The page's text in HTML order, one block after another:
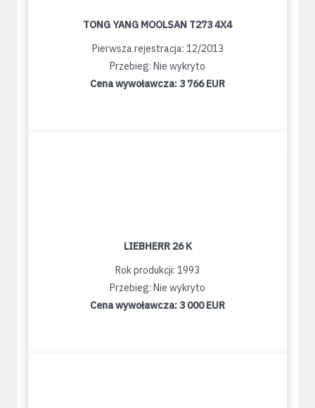
TONG YANG MOOLSAN T273 4X4
Pierwsza rejestracja: 12/2013
Przebieg: Nie wykryto
Cena wywoławcza: 3 766 EUR
LIEBHERR 26 K
Rok produkcji: 1993
Przebieg: Nie wykryto
Cena wywoławcza: 3 000 EUR